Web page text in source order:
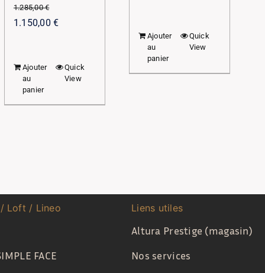
1.285,00€
Le
était :
1.285,00 €.
1.150,00€Le
est :
Ajouter
au
panier
Quick
View
Ajouter
au
panier
Quick
View
Loft / Lineo
FACE
Liens utiles
Altura Prestige (magasin)
Nos services